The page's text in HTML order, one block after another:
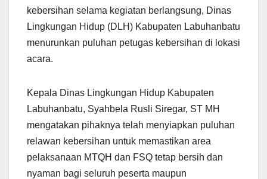
kebersihan selama kegiatan berlangsung, Dinas
Lingkungan Hidup (DLH) Kabupaten Labuhanbatu
menurunkan puluhan petugas kebersihan di lokasi
acara.
Kepala Dinas Lingkungan Hidup Kabupaten
Labuhanbatu, Syahbela Rusli Siregar, ST MH
mengatakan pihaknya telah menyiapkan puluhan
relawan kebersihan untuk memastikan area
pelaksanaan MTQH dan FSQ tetap bersih dan
nyaman bagi seluruh peserta maupun